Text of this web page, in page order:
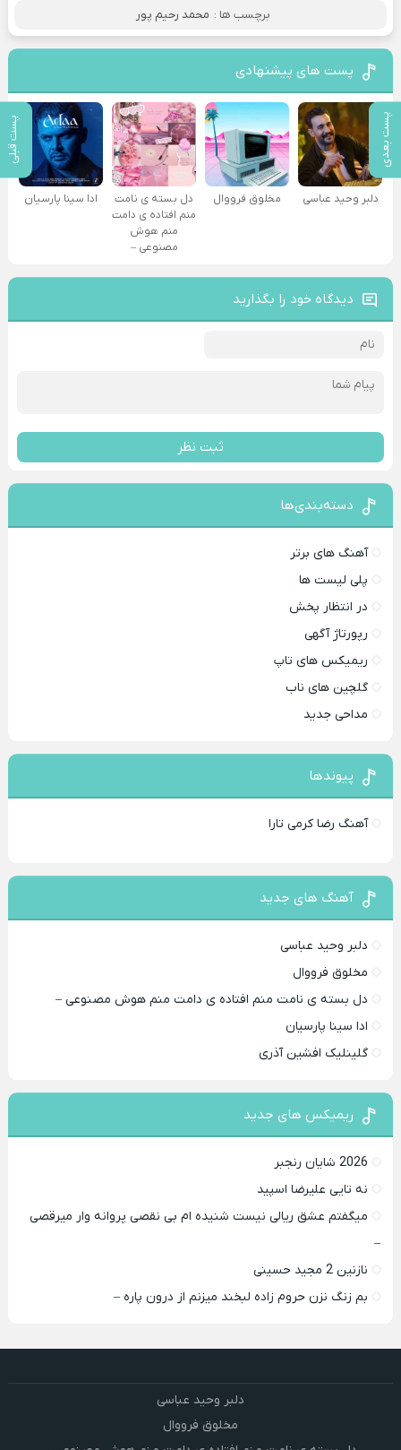
پست بعدی پست قبلی
برچسب ها : محمد رحیم پور
پست های پیشنهادی
دلبر وحید عباسی مخلوق فرووال
دل بسته ی نامت
منم افتاده ی دامت
منم هوش
مصنوعی –
ادا سینا پارسیان
دیدگاه خود را بگذارید
ثبت نظر
دسته‌بندی‌ها
آهنگ های برتر
پلی لیست ها
در انتظار پخش
رپورتاژ آگهی
ریمیکس های تاپ
گلچین های ناب
مداحی جدید
پیوندها
آهنگ رضا کرمی تارا
آهنگ های جدید
دلبر وحید عباسی
مخلوق فرووال
دل بسته ی نامت منم افتاده ی دامت منم هوش مصنوعی –
ادا سینا پارسیان
گلینلیک افشین آذری
ریمیکس های جدید
2026 شایان رنجبر
نه تایی علیرضا اسپید
میگفتم عشق ریالی نیست شنیده ام بی نقصی پروانه وار میرقصی
–
نازنین 2 مجید حسینی
بم زنگ نزن حروم زاده لبخند میزنم از درون پاره –
دلبر وحید عباسی
مخلوق فرووال